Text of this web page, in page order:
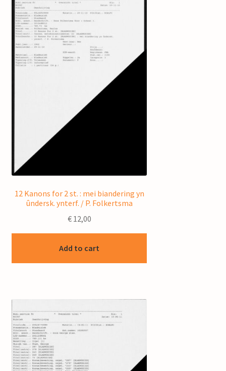
12 Kanons for 2 st. : mei biandering yn
ûndersk. ynterf. / P. Folkertsma
€12,00
Add to cart